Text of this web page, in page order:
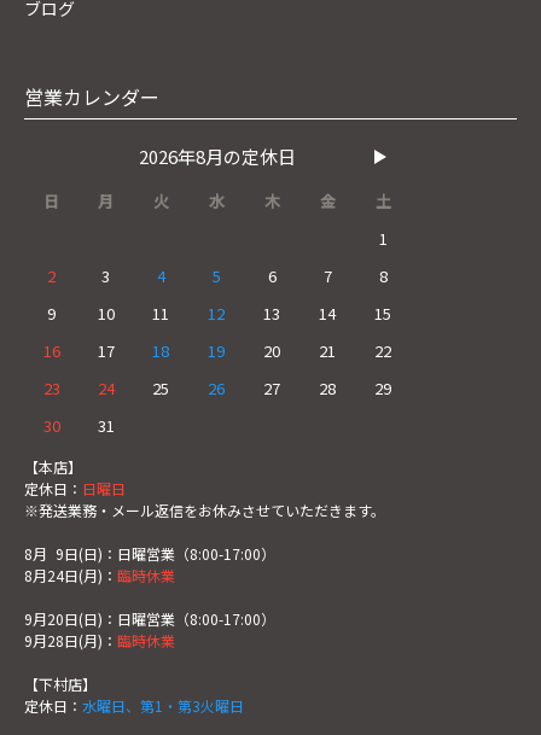
ブログ
営業カレンダー
2026年8月の定休日
日 月 火 水 木 金
土
1
2
3 4 5 6 7
8
9
10 11 12 13 14
15
16
17 18 19 20 21
22
23
24 25 26 27 28
29
30
31
【本店】
定休日： 日曜日
※発送業務・メール返信をお休みさせていただきます。
8月 9日(日)：日曜営業（8:00-17:00）
8月24日(月)： 臨時休業
9月20日(日)：日曜営業（8:00-17:00）
9月28日(月)： 臨時休業
【下村店】
定休日： 水曜日、第1・第3火曜日